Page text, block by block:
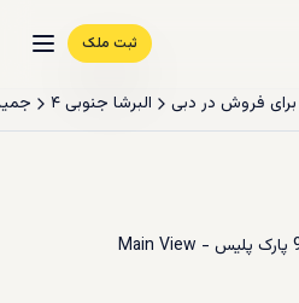
ثبت ملک
برای فروش در دبی البرشا جنوبی ۴